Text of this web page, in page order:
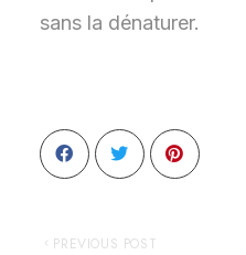
sans la dénaturer.
PREVIOUS POST